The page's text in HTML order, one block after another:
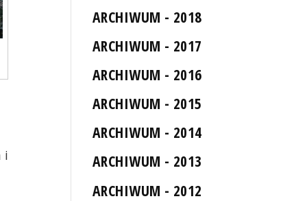
i
ARCHIWUM - 2018
ARCHIWUM - 2017
ARCHIWUM - 2016
ARCHIWUM - 2015
ARCHIWUM - 2014
ARCHIWUM - 2013
ARCHIWUM - 2012